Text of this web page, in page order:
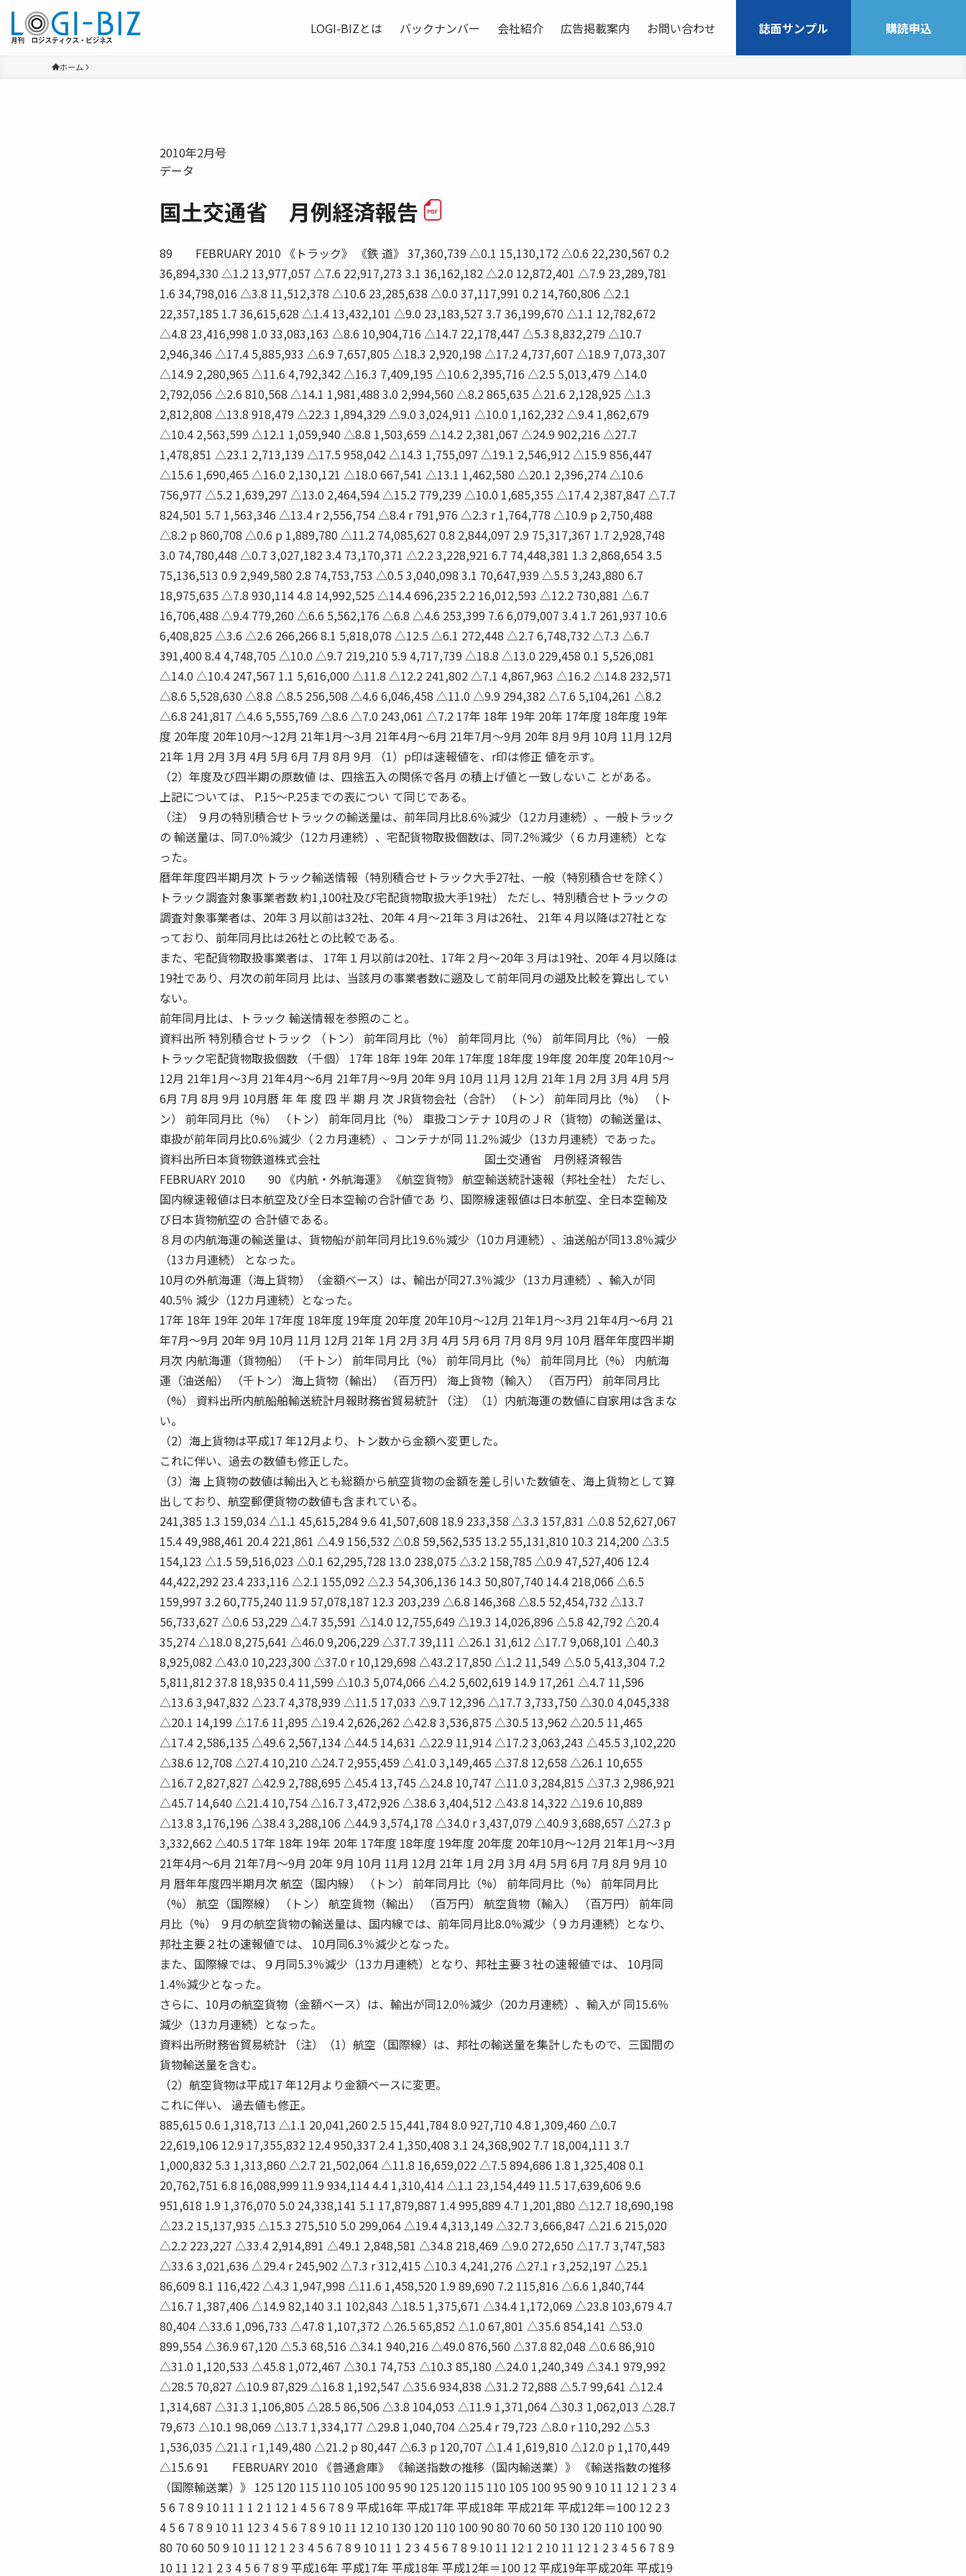
LOGI-BIZとは バックナンバー 会社紹介 広告掲載案内 お問い合わせ 誌面サンプル 購読申込
ホーム
2010年2月号
データ
国土交通省 月例経済報告
89 FEBRUARY 2010 《トラック》 《鉄 道》 37,360,739 △0.1 15,130,172 △0.6 22,230,567 0.2
36,894,330 △1.2 13,977,057 △7.6 22,917,273 3.1 36,162,182 △2.0 12,872,401 △7.9 23,289,781
1.6 34,798,016 △3.8 11,512,378 △10.6 23,285,638 △0.0 37,117,991 0.2 14,760,806 △2.1
22,357,185 1.7 36,615,628 △1.4 13,432,101 △9.0 23,183,527 3.7 36,199,670 △1.1 12,782,672
△4.8 23,416,998 1.0 33,083,163 △8.6 10,904,716 △14.7 22,178,447 △5.3 8,832,279 △10.7
2,946,346 △17.4 5,885,933 △6.9 7,657,805 △18.3 2,920,198 △17.2 4,737,607 △18.9 7,073,307
△14.9 2,280,965 △11.6 4,792,342 △16.3 7,409,195 △10.6 2,395,716 △2.5 5,013,479 △14.0
2,792,056 △2.6 810,568 △14.1 1,981,488 3.0 2,994,560 △8.2 865,635 △21.6 2,128,925 △1.3
2,812,808 △13.8 918,479 △22.3 1,894,329 △9.0 3,024,911 △10.0 1,162,232 △9.4 1,862,679
△10.4 2,563,599 △12.1 1,059,940 △8.8 1,503,659 △14.2 2,381,067 △24.9 902,216 △27.7
1,478,851 △23.1 2,713,139 △17.5 958,042 △14.3 1,755,097 △19.1 2,546,912 △15.9 856,447
△15.6 1,690,465 △16.0 2,130,121 △18.0 667,541 △13.1 1,462,580 △20.1 2,396,274 △10.6
756,977 △5.2 1,639,297 △13.0 2,464,594 △15.2 779,239 △10.0 1,685,355 △17.4 2,387,847 △7.7
824,501 5.7 1,563,346 △13.4 r 2,556,754 △8.4 r 791,976 △2.3 r 1,764,778 △10.9 p 2,750,488
△8.2 p 860,708 △0.6 p 1,889,780 △11.2 74,085,627 0.8 2,844,097 2.9 75,317,367 1.7 2,928,748
3.0 74,780,448 △0.7 3,027,182 3.4 73,170,371 △2.2 3,228,921 6.7 74,448,381 1.3 2,868,654 3.5
75,136,513 0.9 2,949,580 2.8 74,753,753 △0.5 3,040,098 3.1 70,647,939 △5.5 3,243,880 6.7
18,975,635 △7.8 930,114 4.8 14,992,525 △14.4 696,235 2.2 16,012,593 △12.2 730,881 △6.7
16,706,488 △9.4 779,260 △6.6 5,562,176 △6.8 △4.6 253,399 7.6 6,079,007 3.4 1.7 261,937 10.6
6,408,825 △3.6 △2.6 266,266 8.1 5,818,078 △12.5 △6.1 272,448 △2.7 6,748,732 △7.3 △6.7
391,400 8.4 4,748,705 △10.0 △9.7 219,210 5.9 4,717,739 △18.8 △13.0 229,458 0.1 5,526,081
△14.0 △10.4 247,567 1.1 5,616,000 △11.8 △12.2 241,802 △7.1 4,867,963 △16.2 △14.8 232,571
△8.6 5,528,630 △8.8 △8.5 256,508 △4.6 6,046,458 △11.0 △9.9 294,382 △7.6 5,104,261 △8.2
△6.8 241,817 △4.6 5,555,769 △8.6 △7.0 243,061 △7.2 17年 18年 19年 20年 17年度 18年度 19年
度 20年度 20年10月〜12月 21年1月〜3月 21年4月〜6月 21年7月〜9月 20年 8月 9月 10月 11月 12月
21年 1月 2月 3月 4月 5月 6月 7月 8月 9月 （1）p印は速報値を、r印は修正 値を示す。
（2）年度及び四半期の原数値 は、四捨五入の関係で各月 の積上げ値と一致しないこ とがある。
上記については、 P.15〜P.25までの表につい て同じである。
（注） ９月の特別積合せトラックの輸送量は、前年同月比8.6％減少（12カ月連続）、一般トラック
の 輸送量は、同7.0％減少（12カ月連続）、宅配貨物取扱個数は、同7.2％減少（６カ月連続）とな
った。
暦年年度四半期月次 トラック輸送情報（特別積合せトラック大手27社、一般（特別積合せを除く）
トラック調査対象事業者数 約1,100社及び宅配貨物取扱大手19社） ただし、特別積合せトラックの
調査対象事業者は、20年３月以前は32社、20年４月〜21年３月は26社、 21年４月以降は27社とな
っており、前年同月比は26社との比較である。
また、宅配貨物取扱事業者は、 17年１月以前は20社、17年２月〜20年３月は19社、20年４月以降は
19社であり、月次の前年同月 比は、当該月の事業者数に遡及して前年同月の遡及比較を算出してい
ない。
前年同月比は、トラック 輸送情報を参照のこと。
資料出所 特別積合せトラック （トン） 前年同月比（%） 前年同月比（%） 前年同月比（%） 一般
トラック宅配貨物取扱個数 （千個） 17年 18年 19年 20年 17年度 18年度 19年度 20年度 20年10月〜
12月 21年1月〜3月 21年4月〜6月 21年7月〜9月 20年 9月 10月 11月 12月 21年 1月 2月 3月 4月 5月
6月 7月 8月 9月 10月暦 年 年 度 四 半 期 月 次 JR貨物会社（合計） （トン） 前年同月比（%） （ト
ン） 前年同月比（%） （トン） 前年同月比（%） 車扱コンテナ 10月のＪＲ（貨物）の輸送量は、
車扱が前年同月比0.6％減少（２カ月連続）、コンテナが同 11.2％減少（13カ月連続）であった。
資料出所日本貨物鉄道株式会社 国土交通省 月例経済報告
FEBRUARY 2010 90 《内航・外航海運》 《航空貨物》 航空輸送統計速報（邦社全社） ただし、
国内線速報値は日本航空及び全日本空輸の合計値であ り、国際線速報値は日本航空、全日本空輸及
び日本貨物航空の 合計値である。
８月の内航海運の輸送量は、貨物船が前年同月比19.6％減少（10カ月連続）、油送船が同13.8％減少
（13カ月連続） となった。
10月の外航海運（海上貨物）（金額ベース）は、輸出が同27.3％減少（13カ月連続）、輸入が同
40.5％ 減少（12カ月連続）となった。
17年 18年 19年 20年 17年度 18年度 19年度 20年度 20年10月〜12月 21年1月〜3月 21年4月〜6月 21
年7月〜9月 20年 9月 10月 11月 12月 21年 1月 2月 3月 4月 5月 6月 7月 8月 9月 10月 暦年年度四半期
月次 内航海運（貨物船） （千トン） 前年同月比（%） 前年同月比（%） 前年同月比（%） 内航海
運（油送船） （千トン） 海上貨物（輸出） （百万円） 海上貨物（輸入） （百万円） 前年同月比
（%） 資料出所内航船舶輸送統計月報財務省貿易統計 （注）（1）内航海運の数値に自家用は含まな
い。
（2）海上貨物は平成17 年12月より、トン数から金額へ変更した。
これに伴い、過去の数値も修正した。
（3）海 上貨物の数値は輸出入とも総額から航空貨物の金額を差し引いた数値を、海上貨物として算
出しており、航空郵便貨物の数値も含まれている。
241,385 1.3 159,034 △1.1 45,615,284 9.6 41,507,608 18.9 233,358 △3.3 157,831 △0.8 52,627,067
15.4 49,988,461 20.4 221,861 △4.9 156,532 △0.8 59,562,535 13.2 55,131,810 10.3 214,200 △3.5
154,123 △1.5 59,516,023 △0.1 62,295,728 13.0 238,075 △3.2 158,785 △0.9 47,527,406 12.4
44,422,292 23.4 233,116 △2.1 155,092 △2.3 54,306,136 14.3 50,807,740 14.4 218,066 △6.5
159,997 3.2 60,775,240 11.9 57,078,187 12.3 203,239 △6.8 146,368 △8.5 52,454,732 △13.7
56,733,627 △0.6 53,229 △4.7 35,591 △14.0 12,755,649 △19.3 14,026,896 △5.8 42,792 △20.4
35,274 △18.0 8,275,641 △46.0 9,206,229 △37.7 39,111 △26.1 31,612 △17.7 9,068,101 △40.3
8,925,082 △43.0 10,223,300 △37.0 r 10,129,698 △43.2 17,850 △1.2 11,549 △5.0 5,413,304 7.2
5,811,812 37.8 18,935 0.4 11,599 △10.3 5,074,066 △4.2 5,602,619 14.9 17,261 △4.7 11,596
△13.6 3,947,832 △23.7 4,378,939 △11.5 17,033 △9.7 12,396 △17.7 3,733,750 △30.0 4,045,338
△20.1 14,199 △17.6 11,895 △19.4 2,626,262 △42.8 3,536,875 △30.5 13,962 △20.5 11,465
△17.4 2,586,135 △49.6 2,567,134 △44.5 14,631 △22.9 11,914 △17.2 3,063,243 △45.5 3,102,220
△38.6 12,708 △27.4 10,210 △24.7 2,955,459 △41.0 3,149,465 △37.8 12,658 △26.1 10,655
△16.7 2,827,827 △42.9 2,788,695 △45.4 13,745 △24.8 10,747 △11.0 3,284,815 △37.3 2,986,921
△45.7 14,640 △21.4 10,754 △16.7 3,472,926 △38.6 3,404,512 △43.8 14,322 △19.6 10,889
△13.8 3,176,196 △38.4 3,288,106 △44.9 3,574,178 △34.0 r 3,437,079 △40.9 3,688,657 △27.3 p
3,332,662 △40.5 17年 18年 19年 20年 17年度 18年度 19年度 20年度 20年10月〜12月 21年1月〜3月
21年4月〜6月 21年7月〜9月 20年 9月 10月 11月 12月 21年 1月 2月 3月 4月 5月 6月 7月 8月 9月 10
月 暦年年度四半期月次 航空（国内線） （トン） 前年同月比（%） 前年同月比（%） 前年同月比
（%） 航空（国際線） （トン） 航空貨物（輸出） （百万円） 航空貨物（輸入） （百万円） 前年同
月比（%） ９月の航空貨物の輸送量は、国内線では、前年同月比8.0％減少（９カ月連続）となり、
邦社主要２社の速報値では、 10月同6.3％減少となった。
また、国際線では、９月同5.3％減少（13カ月連続）となり、邦社主要３社の速報値では、 10月同
1.4％減少となった。
さらに、10月の航空貨物（金額ベース）は、輸出が同12.0％減少（20カ月連続）、輸入が 同15.6％
減少（13カ月連続）となった。
資料出所財務省貿易統計 （注）（1）航空（国際線）は、邦社の輸送量を集計したもので、三国間の
貨物輸送量を含む。
（2）航空貨物は平成17 年12月より金額ベースに変更。
これに伴い、 過去値も修正。
885,615 0.6 1,318,713 △1.1 20,041,260 2.5 15,441,784 8.0 927,710 4.8 1,309,460 △0.7
22,619,106 12.9 17,355,832 12.4 950,337 2.4 1,350,408 3.1 24,368,902 7.7 18,004,111 3.7
1,000,832 5.3 1,313,860 △2.7 21,502,064 △11.8 16,659,022 △7.5 894,686 1.8 1,325,408 0.1
20,762,751 6.8 16,088,999 11.9 934,114 4.4 1,310,414 △1.1 23,154,449 11.5 17,639,606 9.6
951,618 1.9 1,376,070 5.0 24,338,141 5.1 17,879,887 1.4 995,889 4.7 1,201,880 △12.7 18,690,198
△23.2 15,137,935 △15.3 275,510 5.0 299,064 △19.4 4,313,149 △32.7 3,666,847 △21.6 215,020
△2.2 223,227 △33.4 2,914,891 △49.1 2,848,581 △34.8 218,469 △9.0 272,650 △17.7 3,747,583
△33.6 3,021,636 △29.4 r 245,902 △7.3 r 312,415 △10.3 4,241,276 △27.1 r 3,252,197 △25.1
86,609 8.1 116,422 △4.3 1,947,998 △11.6 1,458,520 1.9 89,690 7.2 115,816 △6.6 1,840,744
△16.7 1,387,406 △14.9 82,140 3.1 102,843 △18.5 1,375,671 △34.4 1,172,069 △23.8 103,679 4.7
80,404 △33.6 1,096,733 △47.8 1,107,372 △26.5 65,852 △1.0 67,801 △35.6 854,141 △53.0
899,554 △36.9 67,120 △5.3 68,516 △34.1 940,216 △49.0 876,560 △37.8 82,048 △0.6 86,910
△31.0 1,120,533 △45.8 1,072,467 △30.1 74,753 △10.3 85,180 △24.0 1,240,349 △34.1 979,992
△28.5 70,827 △10.9 87,829 △16.8 1,192,547 △35.6 934,838 △31.2 72,888 △5.7 99,641 △12.4
1,314,687 △31.3 1,106,805 △28.5 86,506 △3.8 104,053 △11.9 1,371,064 △30.3 1,062,013 △28.7
79,673 △10.1 98,069 △13.7 1,334,177 △29.8 1,040,704 △25.4 r 79,723 △8.0 r 110,292 △5.3
1,536,035 △21.1 r 1,149,480 △21.2 p 80,447 △6.3 p 120,707 △1.4 1,619,810 △12.0 p 1,170,449
△15.6 91 FEBRUARY 2010 《普通倉庫》 《輸送指数の推移（国内輸送業）》 《輸送指数の推移
（国際輸送業）》 125 120 115 110 105 100 95 90 125 120 115 110 105 100 95 90 9 10 11 12 1 2 3 4
5 6 7 8 9 10 11 1 1 2 1 12 1 4 5 6 7 8 9 平成16年 平成17年 平成18年 平成21年 平成12年＝100 12 2 3
4 5 6 7 8 9 10 11 12 3 4 5 6 7 8 9 10 11 12 10 130 120 110 100 90 80 70 60 50 130 120 110 100 90
80 70 60 50 9 10 11 12 1 2 3 4 5 6 7 8 9 10 11 1 2 3 4 5 6 7 8 9 10 11 12 1 2 10 11 12 1 2 3 4 5 6 7 8 9
10 11 12 1 2 3 4 5 6 7 8 9 平成16年 平成17年 平成18年 平成12年＝100 12 平成19年平成20年 平成19